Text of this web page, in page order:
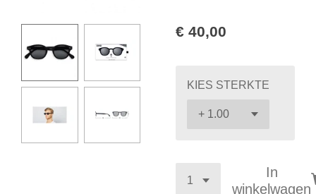
€ 40,00
KIES STERKTE
In
winkelwagen